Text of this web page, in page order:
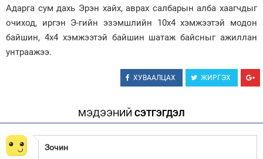
Адарга сум дахь Эрэн хайх, аврах салбарын алба хаагчдыг
очиход, иргэн Э-гийн эзэмшлийн 10х4 хэмжээтэй модон
байшин, 4х4 хэмжээтэй байшин шатаж байсныг ажиллан
унтраажээ.
ХУВААЛЦАХ ЖИРГЭХ
МЭДЭЭНИЙ СЭТГЭГДЭЛ